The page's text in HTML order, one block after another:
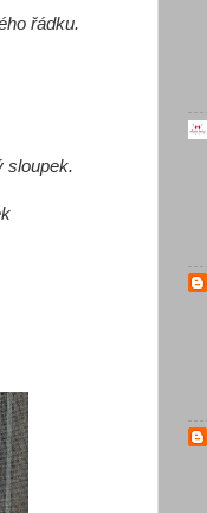
řádku.
sloupek.